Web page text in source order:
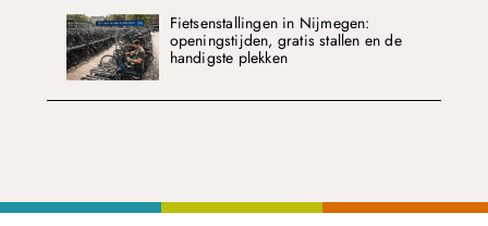
Fietsenstallingen in Nijmegen:
openingstijden, gratis stallen en de
handigste plekken